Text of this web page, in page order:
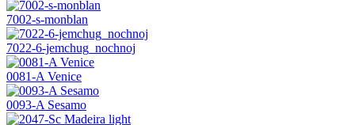
7002-s-monblan
7022-6-jemchug_nochnoj
0081-A Venice
0093-A Sesamo